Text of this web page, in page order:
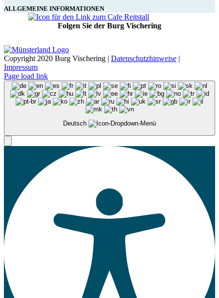
ALLGEMEINE INFORMATIONEN
Folgen Sie der Burg Vischering
Copyright 2020 Burg Vischering | Datenschutzhinweise |
Impressum
Page load link
Deutsch